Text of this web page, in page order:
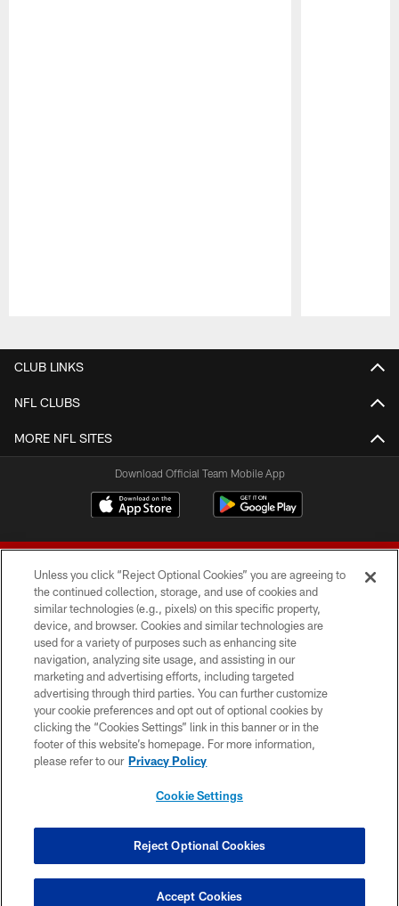
CLUB LINKS
NFL CLUBS
MORE NFL SITES
Download Official Team Mobile App
© 2026 Forty Niners Football Company LLC
TERMS AND CONDITIONS
PRIVACY POLICY
ACCESSIBILITY
CONTACT US
COOKIE SETTINGS
Unless you click “Reject Optional Cookies” you are agreeing to
the continued collection, storage, and use of cookies and
similar technologies (e.g., pixels) on this specific property,
device, and browser. Cookies and similar technologies are
used for a variety of purposes such as enhancing site
navigation, analyzing site usage, and assisting in our
marketing and advertising efforts, including targeted
advertising through third parties. You can further customize
your cookie preferences and opt out of optional cookies by
clicking the “Cookies Settings” link in this banner or in the
footer of this website’s homepage. For more information,
please refer to our Privacy Policy
Cookie Settings
Reject Optional Cookies
Accept Cookies